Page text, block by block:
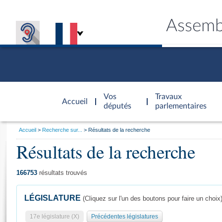
Accueil
d'accueil
Vos
députés
Travaux
parlementaires
Général
Vous
Accueil Recherche sur... Résultats de la recherche
Résultats de la recherche
166753 résultats trouvés
LÉGISLATURE (Cliquez sur l'un des boutons pour faire un choix)
17e législature (X) Précédentes législatures